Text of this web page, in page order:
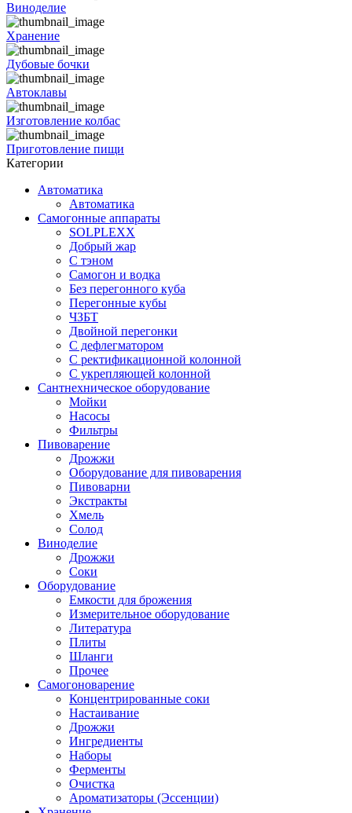
Виноделие
Хранение
Дубовые бочки
Автоклавы
Изготовление колбас
Приготовление пищи
Категории
Автоматика
Автоматика
Самогонные аппараты
SOLPLEXX
Добрый жар
С тэном
Самогон и водка
Без перегонного куба
Перегонные кубы
ЧЗБТ
Двойной перегонки
С дефлегматором
С ректификационной колонной
С укрепляющей колонной
Сантнехническое оборудование
Мойки
Насосы
Фильтры
Пивоварение
Дрожжи
Оборудование для пивоварения
Пивоварни
Экстракты
Хмель
Солод
Виноделие
Дрожжи
Соки
Оборудование
Емкости для брожения
Измерительное оборудование
Литература
Плиты
Шланги
Прочее
Самогоноварение
Концентрированные соки
Настаивание
Дрожжи
Ингредиенты
Наборы
Ферменты
Очистка
Ароматизаторы (Эссенции)